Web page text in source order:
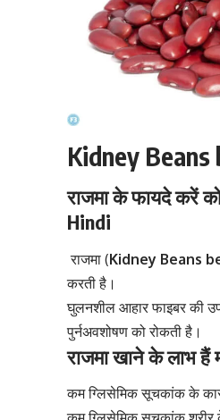
Kidney Beans
राजमा के फायदे करें
Hindi
राजमा (Kidney Beans
करती है।
घुलनशील आहार फाइबर की
पुर्नअवशोषण को रोकती है।
राजमा खाने के लाभ
कम ग्लिसेमिक सूचकांक के